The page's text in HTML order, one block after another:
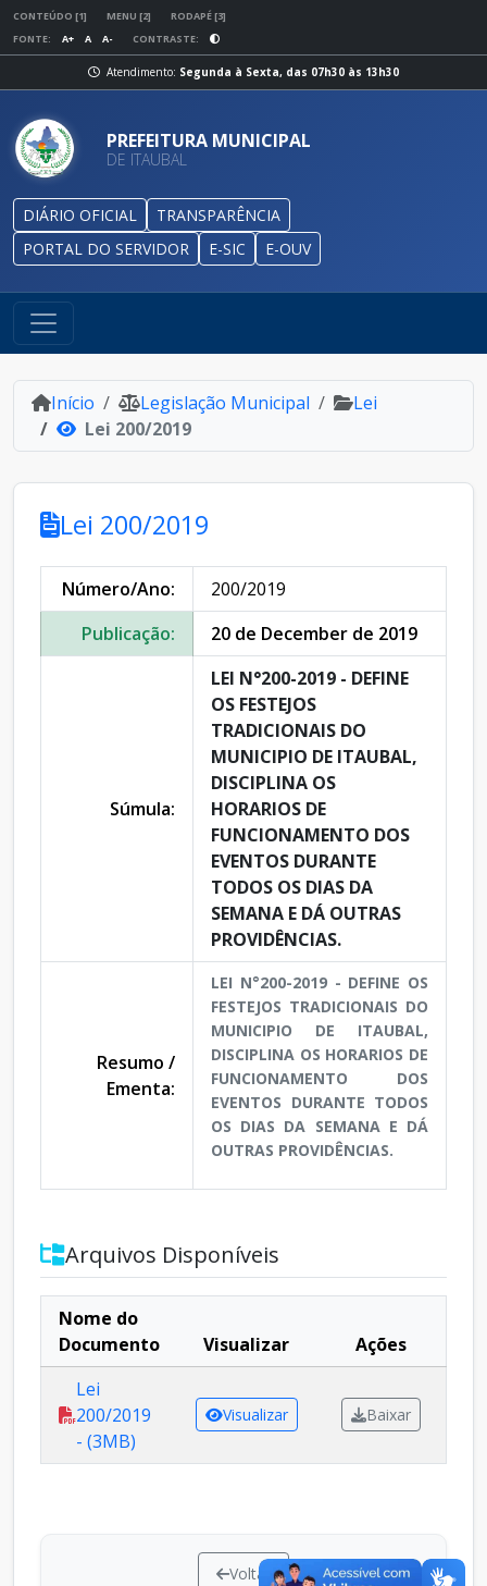
CONTEÚDO [1] MENU [2]
RODAPÉ [3]
FONTE:
A+ A A- CONTRASTE:
Atendimento: Segunda à Sexta, das 07h30 às 13h30
PREFEITURA MUNICIPAL
DE ITAUBAL
DIÁRIO OFICIAL
TRANSPARÊNCIA
PORTAL DO SERVIDOR
E-SIC E-OUV
Início Legislação Municipal
Lei
Lei 200/2019
Lei 200/2019
Número/Ano:
200/2019
Publicação:
20 de December de 2019
Súmula:
LEI N°200-2019 - DEFINE
OS FESTEJOS
TRADICIONAIS DO
MUNICIPIO DE ITAUBAL,
DISCIPLINA OS
HORARIOS DE
FUNCIONAMENTO DOS
EVENTOS DURANTE
TODOS OS DIAS DA
SEMANA E DÁ OUTRAS
PROVIDÊNCIAS.
Resumo /
Ementa:
LEI N°200-2019 - DEFINE OS
FESTEJOS TRADICIONAIS DO
MUNICIPIO DE ITAUBAL,
DISCIPLINA OS HORARIOS DE
FUNCIONAMENTO DOS
EVENTOS DURANTE TODOS
OS DIAS DA SEMANA E DÁ
OUTRAS PROVIDÊNCIAS.
Arquivos Disponíveis
Nome do
Documento
Visualizar
Ações
Lei
200/2019
- (3MB)
Visualizar Baixar
Voltar